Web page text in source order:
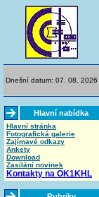
Dnešní datum: 07. 08. 2026
Hlavní nabídka
Hlavní stránka
Fotografická galerie
Zajímavé odkazy
Ankety
Download
Zasílání novinek
Kontakty na OK1KHL